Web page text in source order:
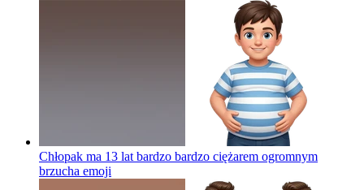
Chłopak ma 13 lat bardzo bardzo ciężarem ogromnym
brzucha emoji